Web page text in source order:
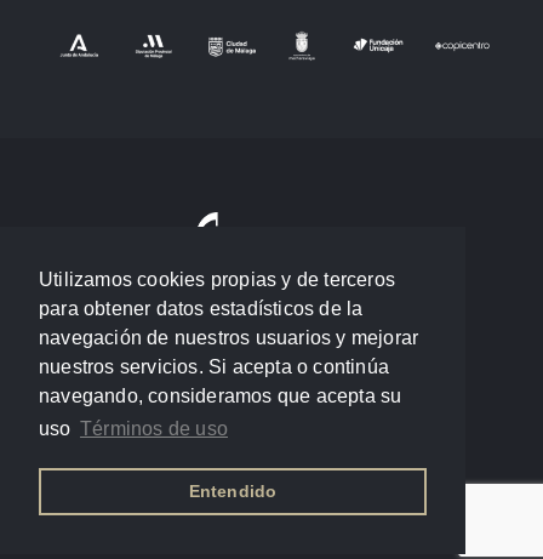
Utilizamos cookies propias y de terceros
para obtener datos estadísticos de la
navegación de nuestros usuarios y mejorar
nuestros servicios. Si acepta o continúa
navegando, consideramos que acepta su
uso Términos de uso
Entendido
Política de privacidad